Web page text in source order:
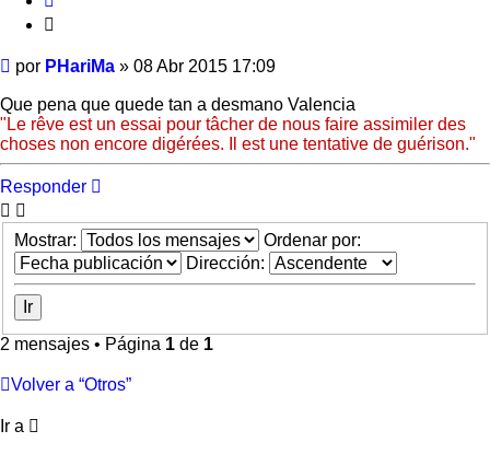
Mensaje
por PHariMa » 08 Abr 2015 17:09
Que pena que quede tan a desmano Valencia
"Le rêve est un essai pour tâcher de nous faire assimiler des
choses non encore digérées. Il est une tentative de guérison."
Responder
Mostrar:
Ordenar por:
Dirección:
2 mensajes • Página 1 de 1
Volver a “Otros”
Ir a